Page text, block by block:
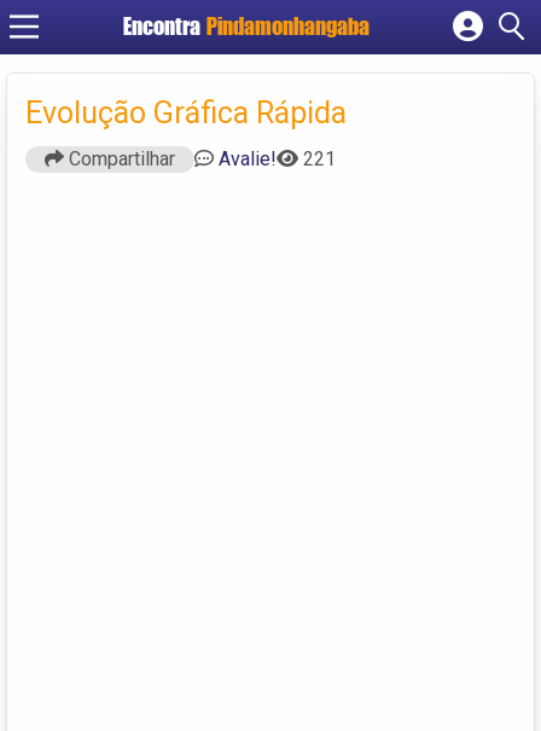
Encontra Pindamonhangaba
Cadastrar empresa
Criar conta
Evolução Gráfica Rápida
Compartilhar Avalie! 221